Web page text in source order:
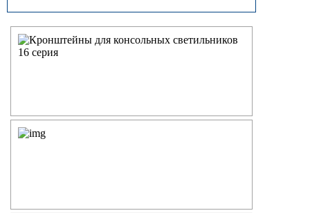
прямостоечные круглоконические
НФ Трубчатая опора освещения
Силовые опоры освещения